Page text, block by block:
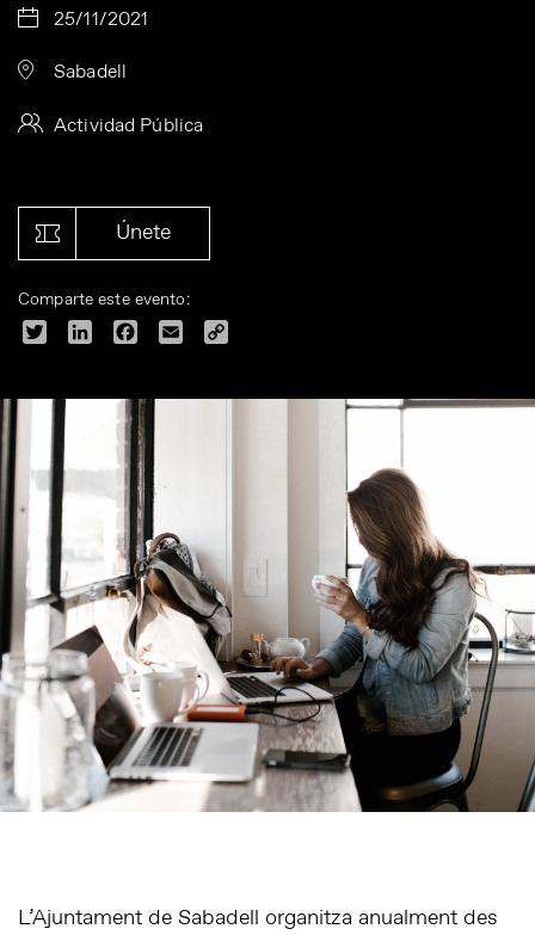
25/11/2021
Sabadell
Actividad Pública
Únete
Comparte este evento:
Twitter LinkedInFacebook
Email
L’Ajuntament de Sabadell organitza anualment des